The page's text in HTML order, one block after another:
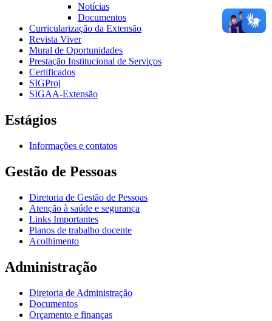
Notícias
Documentos
Curricularização da Extensão
Revista Viver
Mural de Oportunidades
Prestação Institucional de Serviços
Certificados
SIGProj
SIGAA-Extensão
Estágios
Informações e contatos
Gestão de Pessoas
Diretoria de Gestão de Pessoas
Atenção à saúde e segurança
Links Importantes
Planos de trabalho docente
Acolhimento
Administração
Diretoria de Administração
Documentos
Orçamento e finanças